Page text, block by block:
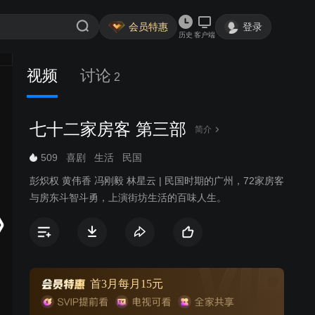
会员特惠
历史 客户端
登录
视频 讨论 2
七十二家房客 第三部 简介
509 喜剧 生活 民国
彭炽权 黄伟香 冯刚毅 林星云 | 民国时期的广州，72家房客
与房东斗智斗勇，上演街坊生活的百味人生。
首3月每月15元